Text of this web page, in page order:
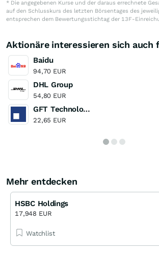
* Die angegebenen Kurse und der daraus errechnete
auf den Schlusskurs des letzten Börsentages des
entsprechen dem Bewertungsstichtag der 13F-
Aktionäre interessieren sich auch
Baidu
94,70 EUR
DHL Group
54,80 EUR
GFT Technologies
22,65 EUR
Mehr entdecken
HSBC Holdings
17,948 EUR
Watchlist